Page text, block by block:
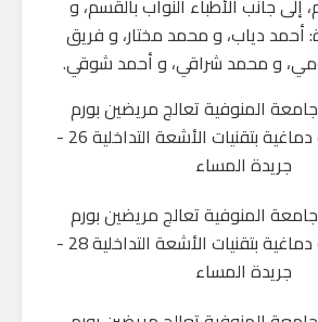
دياب، و محمد مختار، و فريق
و محمد شراقي، و أحمد شوقي.